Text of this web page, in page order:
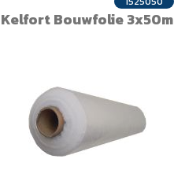
Kelfort Bouwfolie 3x50m